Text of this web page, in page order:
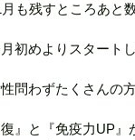
も残すところあと
月初めよりスター
問わずたくさんの
復』と『免疫力UP